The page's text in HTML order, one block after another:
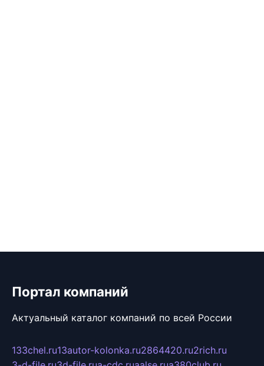
Портал компаний
Актуальный каталог компаний по всей России
133chel.ru13autor-kolonka.ru2864420.ru2rich.ru